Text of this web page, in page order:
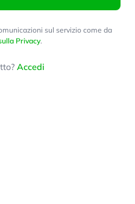
sul servizio come da
Privacy.
Accedi